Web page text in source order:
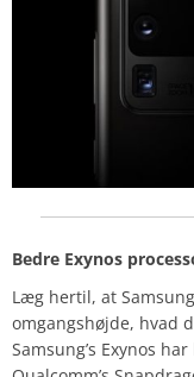
Bedre Exynos
Læg hertil, at
omgangshøjde, hvad
Samsung’s Exynos